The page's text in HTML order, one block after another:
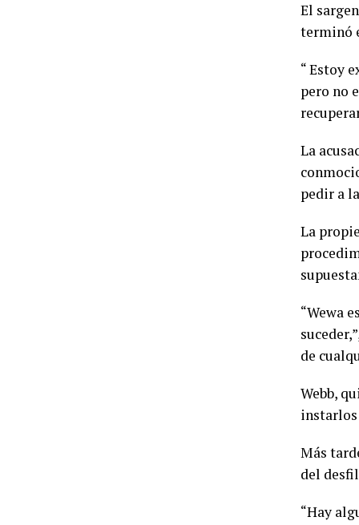
El
terminó
“ Estoy
pero no
La
pedir a
La
“Wewa
de
Webb,
instarlos
Más
del
“Hay